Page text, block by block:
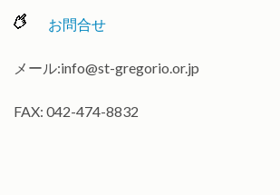
お問合せ
メール:info@st-gregorio.or.jp
FAX: 042-474-8832